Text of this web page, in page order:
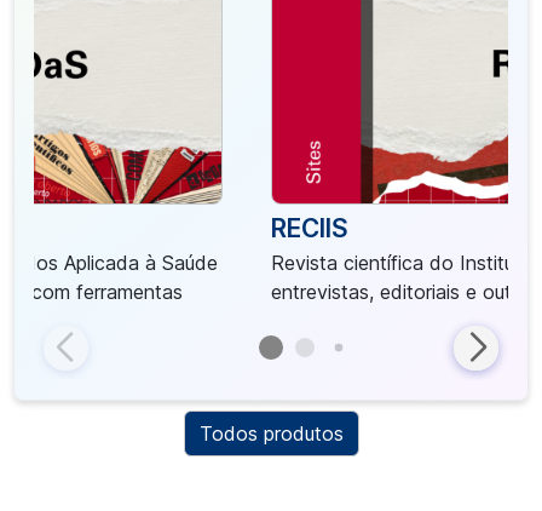
Aplicada à Saúde
com ferramentas
RECIIS
Revista científica do
entrevistas, editoriais e
Todos produtos